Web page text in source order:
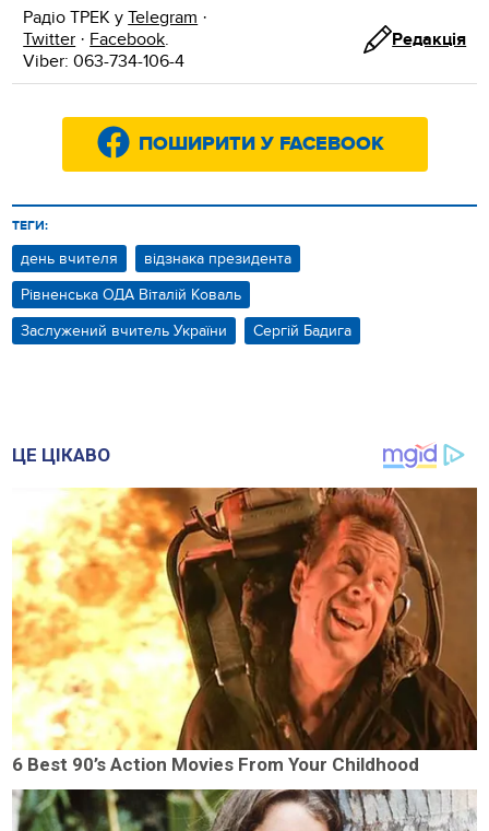
Радіо ТРЕК уTelegram ·
Twitter · Facebook.
Viber: 063-734-106-4
Редакція
ПОШИРИТИ У FACEBOOK
ТЕГИ:
день вчителя
відзнака президента
Рівненська ОДА Віталій Коваль
Заслужений вчитель України
Сергій Бадига
ЦЕ ЦІКАВО
6 Best 90’s Action Movies From Your Childhood